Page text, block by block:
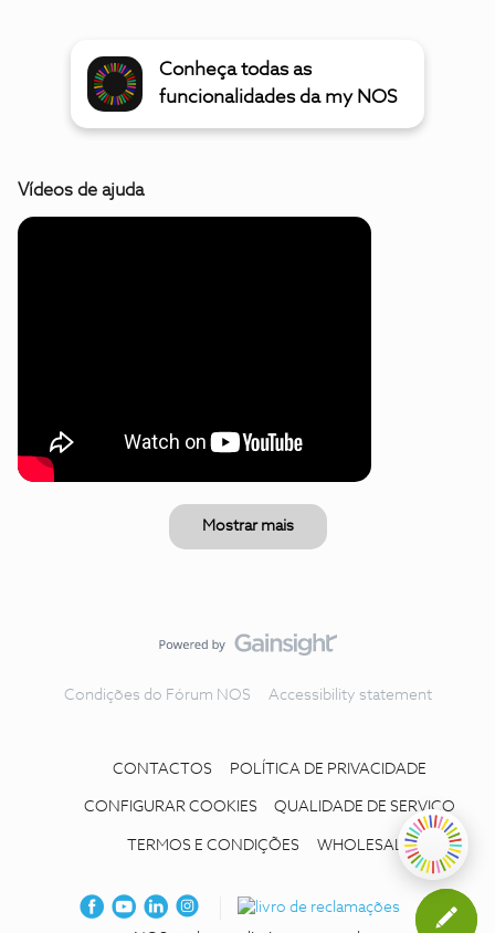
Conheça todas as
funcionalidades da my NOS
Vídeos de ajuda
Mostrar mais
Condições do Fórum NOS Accessibility statement
CONTACTOS POLÍTICA DE PRIVACIDADE
CONFIGURAR COOKIES QUALIDADE DE SERVIÇO
TERMOS E CONDIÇÕES WHOLESALE